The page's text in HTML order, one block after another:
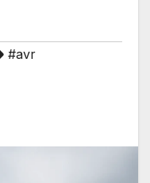
#avr